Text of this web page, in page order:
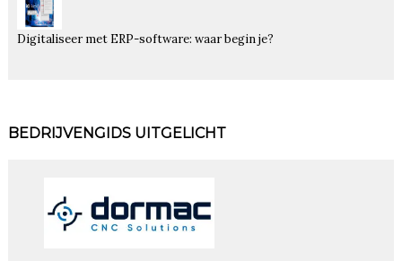
Digitaliseer met ERP-software: waar begin je?
BEDRIJVENGIDS UITGELICHT